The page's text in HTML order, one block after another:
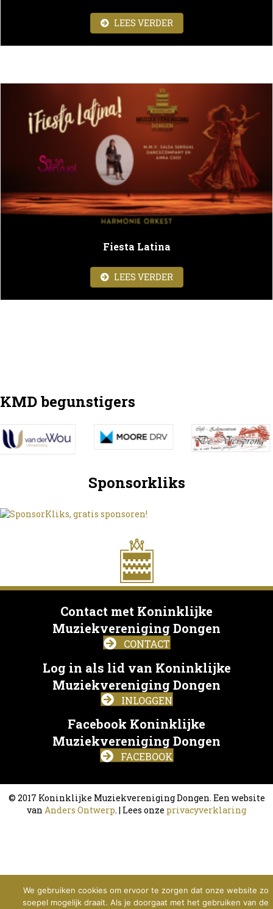
LEES VERDERABOUT OPTREDEN
Fiesta Latina
LEES VERDERABOUT FIESTA LATINA
KMD begunstigers
Sponsorkliks
Contact met Koninklijke
Muziekvereniging Dongen
CONTACT
Log in als lid van Koninklijke
Muziekvereniging Dongen
INLOGGEN
Facebook Koninklijke
Muziekvereniging Dongen
FACEBOOK
© 2017 Koninklijke Muziekvereniging Dongen. Een website
van Anders Ontwerp. | Lees onze privacyverklaring
We gebruiken cookies om ervoor te zorgen dat onze website zo
soepel mogelijk draait. Als je doorgaat met het gebruiken van de